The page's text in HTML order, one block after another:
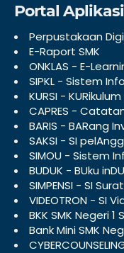
Portal
Perpustakaan
E-Raport SMK
ONKLAS - E-
SIPKL - Sistem
KURSI -
CAPRES -
BARIS - BARang
SAKSI - SI
SIMOU - Sistem
BUDUK - BUku
SIMPENSI - SI
VIDEOTRON - SI
BKK SMK Negeri 1
Bank Mini SMK